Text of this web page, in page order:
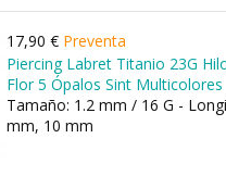
17,90 € Preventa
Piercing Labret Titanio 23G
Flor 5 Ópalos Sint Multicolores
Tamaño: 1.2 mm / 16 G -
mm, 10 mm